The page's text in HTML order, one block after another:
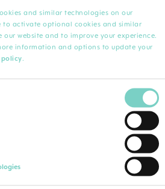
and similar technologies on our
to activate optional cookies and similar
website and to improve your experience.
information and options to update your
.
Kommentar
etc.)
Ihren Berufsnachweis an
Faxnummer: